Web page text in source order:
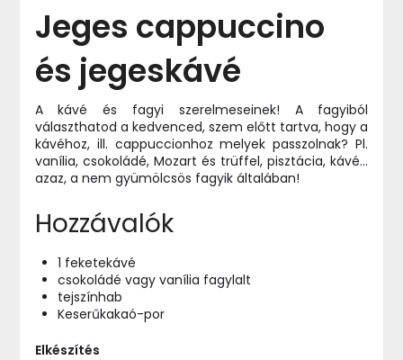
Jeges cappuccino
és jegeskávé
A kávé és fagyi szerelmeseinek! A fagyiból
választhatod a kedvenced, szem előtt tartva, hogy a
kávéhoz, ill. cappuccionhoz melyek passzolnak? Pl.
vanília, csokoládé, Mozart és trüffel, pisztácia, kávé…
azaz, a nem gyümölcsös fagyik általában!
Hozzávalók
1 feketekávé
csokoládé vagy vanília fagylalt
tejszínhab
Keserűkakaó-por
Elkészítés